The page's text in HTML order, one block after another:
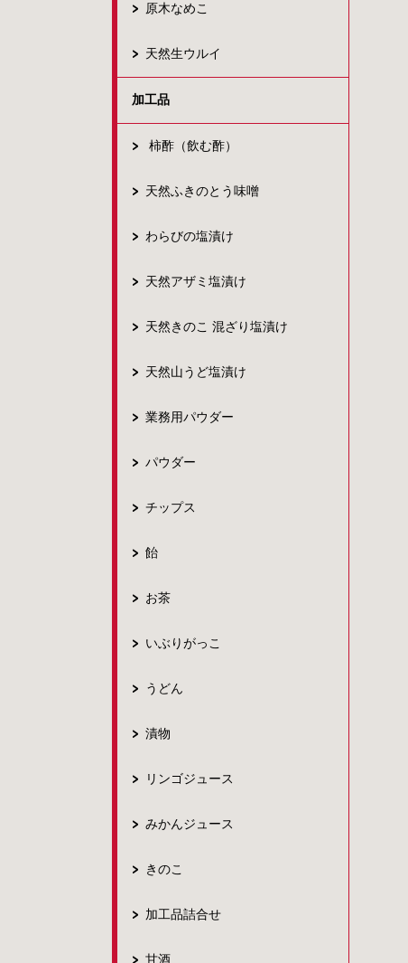
原木なめこ
天然生ウルイ
加工品
柿酢（飲む酢）
天然ふきのとう味噌
わらびの塩漬け
天然アザミ塩漬け
天然きのこ 混ざり塩漬け
天然山うど塩漬け
業務用パウダー
パウダー
チップス
飴
お茶
いぶりがっこ
うどん
漬物
リンゴジュース
みかんジュース
きのこ
加工品詰合せ
甘酒